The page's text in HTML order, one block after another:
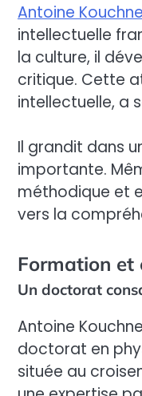
Antoine
intellectuelle
la culture, il
critique. Cette
intellectuelle, a
Il grandit dans
importante.
méthodique et
vers la
Formation et
Un doctorat
Antoine
doctorat en
située au